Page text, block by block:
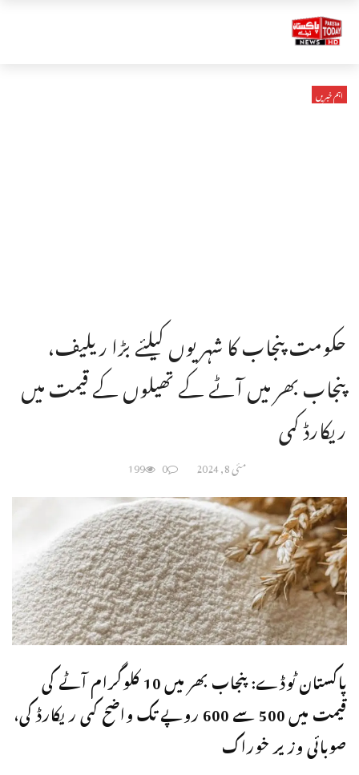
اہم خبریں
حکومت پنجاب کا شہریوں کیلئے بڑا ریلیف،
پنجاب بھر میں آٹے کے تھیلوں کے قیمت میں
ریکارڈ کمی
مئی 8, 2024 0
199
پاکستان ٹوڈے: پنجاب بھر میں 10 کلوگرام آٹے کی
قیمت میں 500 سے 600 روپے تک واضح کمی ریکارڈ کی،
صوبائی وزیر خوراک